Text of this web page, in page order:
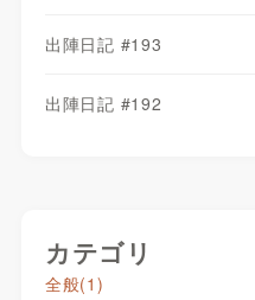
出陣日記 #193
出陣日記 #192
カテゴリ
全般(1)